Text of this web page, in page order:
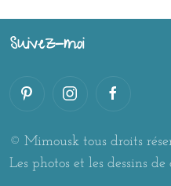
Suivez-moi
© Mimousk tous droits
Les photos et les dessins